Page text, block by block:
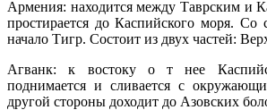
Армения: находится между Таврским и
простирается до Каспийского моря. Со
начало Тигр. Состоит из двух частей:
Агванк: к востоку о т нее
поднимается и сливается с
другой стороны доходит до Азовских